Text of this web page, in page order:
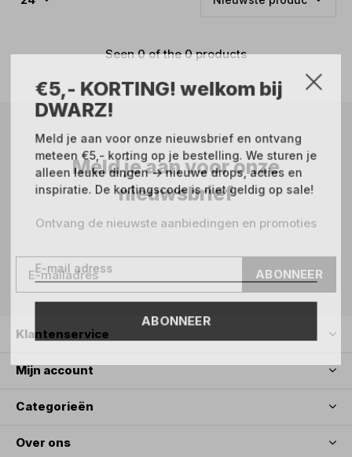
€5,- KORTING! welkom bij
DWARZ!
Meld je aan voor onze nieuwsbrief en ontvang
meteen €5,- korting op je bestelling. We sturen je
alleen leuke dingen -> nieuwe drops, acties en
inspiratie. De kortingscode is niet geldig op sale!
ABONNEER
Seen 0 of the 0 products
Meld je aan voor onze
nieuwsbrief
Ontvang de nieuwste aanbiedingen en promoties
ABONNEER
Klantenservice
Mijn account
Categorieën
Over ons